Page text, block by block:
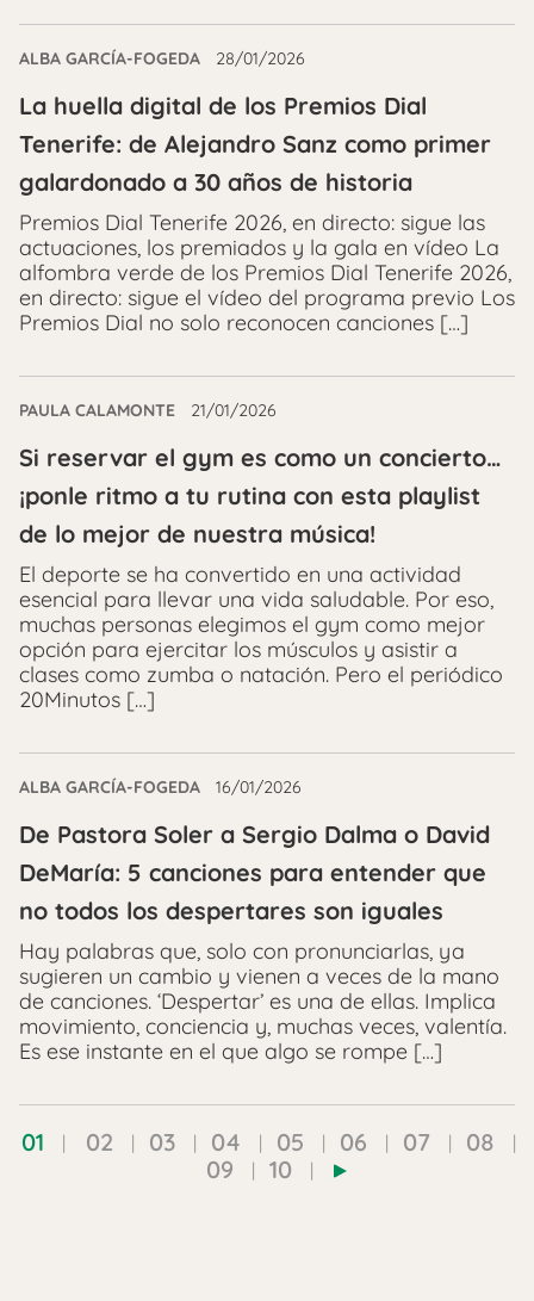
ALBA GARCÍA-FOGEDA 28/01/2026
La huella digital de los Premios Dial
Tenerife: de Alejandro Sanz como primer
galardonado a 30 años de historia
Premios Dial Tenerife 2026, en directo: sigue las
actuaciones, los premiados y la gala en vídeo La
alfombra verde de los Premios Dial Tenerife 2026,
en directo: sigue el vídeo del programa previo Los
Premios Dial no solo reconocen canciones […]
PAULA CALAMONTE 21/01/2026
Si reservar el gym es como un concierto…
¡ponle ritmo a tu rutina con esta playlist
de lo mejor de nuestra música!
El deporte se ha convertido en una actividad
esencial para llevar una vida saludable. Por eso,
muchas personas elegimos el gym como mejor
opción para ejercitar los músculos y asistir a
clases como zumba o natación. Pero el periódico
20Minutos […]
ALBA GARCÍA-FOGEDA 16/01/2026
De Pastora Soler a Sergio Dalma o David
DeMaría: 5 canciones para entender que
no todos los despertares son iguales
Hay palabras que, solo con pronunciarlas, ya
sugieren un cambio y vienen a veces de la mano
de canciones. ‘Despertar’ es una de ellas. Implica
movimiento, conciencia y, muchas veces, valentía.
Es ese instante en el que algo se rompe […]
01 02 03 04 05 06 07
08
09
10